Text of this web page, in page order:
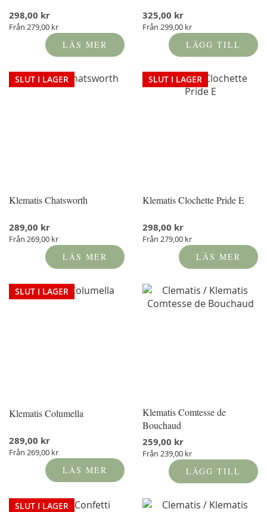
298,00 kr
Från 279,00 kr
LÄS MER
325,00 kr
Från 299,00 kr
LÄGG TILL
SLUT I LAGER
Klematis Chatsworth
289,00 kr
Från 269,00 kr
LÄS MER
SLUT I LAGER
Klematis Clochette Pride E
298,00 kr
Från 279,00 kr
LÄS MER
SLUT I LAGER
Klematis Columella
289,00 kr
Från 269,00 kr
LÄS MER
Klematis Comtesse de
Bouchaud
259,00 kr
Från 239,00 kr
LÄGG TILL
SLUT I LAGER